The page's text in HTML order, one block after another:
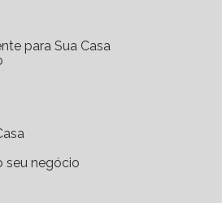
para Sua Casa
seu negócio